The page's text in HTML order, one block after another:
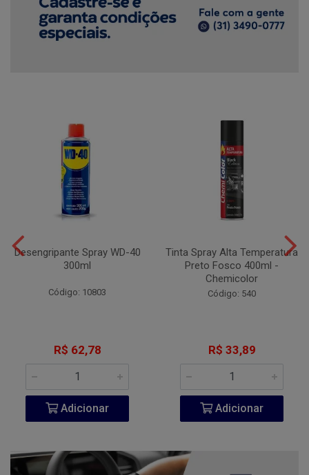
Desengripante Spray WD-40
300ml
Código: 10803
R$ 62,78
Adicionar
Tinta Spray Alta Temperatura
Preto Fosco 400ml -
Chemicolor
Código: 540
R$ 33,89
Adicionar